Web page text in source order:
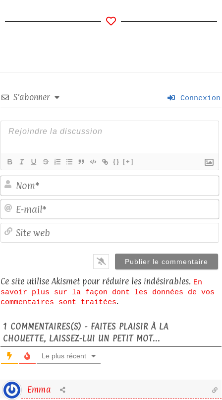
S’abonner Connexion
{} [+]
Ce site utilise Akismet pour réduire les indésirables. En
savoir plus sur la façon dont les données de vos
commentaires sont traitées.
1 COMMENTAIRES(S) - FAITES PLAISIR À LA
CHOUETTE, LAISSEZ-LUI UN PETIT MOT...
Le plus récent
Emma